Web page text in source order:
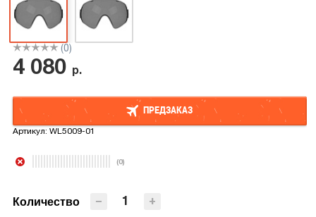
(0)
4 080 р.
ПРЕДЗАКАЗ
Артикул:WL5009-01
(0)
Количество +
−